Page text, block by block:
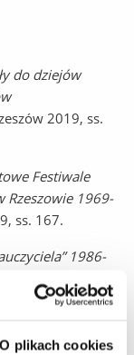
O plikach cookies
do dziejów
2019, ss.
Festiwale
Rzeszowie 1969-
ss. 167.
1986-
– ich rola